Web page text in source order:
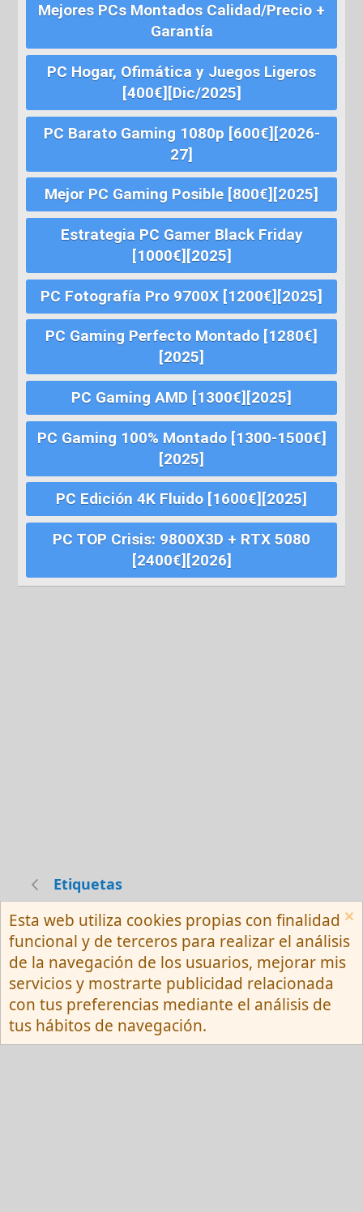
Mejores PCs Montados Calidad/Precio +
Garantía
PC Hogar, Ofimática y Juegos Ligeros
[400€][Dic/2025]
PC Barato Gaming 1080p [600€][2026-
27]
Mejor PC Gaming Posible [800€][2025]
Estrategia PC Gamer Black Friday
[1000€][2025]
PC Fotografía Pro 9700X [1200€][2025]
PC Gaming Perfecto Montado [1280€]
[2025]
PC Gaming AMD [1300€][2025]
PC Gaming 100% Montado [1300-1500€]
[2025]
PC Edición 4K Fluido [1600€][2025]
PC TOP Crisis: 9800X3D + RTX 5080
[2400€][2026]
Etiquetas
Español (Neutro) Tu
Contactarnos
Términos y reglas
Privacy policy
Ayuda
R
S
S
Community platform by XenForo ® © 2010-
2026 XenForo Ltd.
Esta web utiliza cookies propias con finalidad
funcional y de terceros para realizar el análisis
de la navegación de los usuarios, mejorar mis
servicios y mostrarte publicidad relacionada
con tus preferencias mediante el análisis de
tus hábitos de navegación.